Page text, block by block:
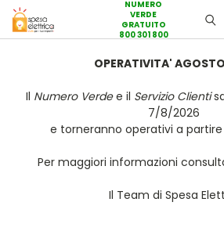
NUMERO
VERDE
GRATUITO
800 301 800
OPERATIVITA'
Il Numero Verdee il Servizio Clienti
7/8/2026
e torneranno operativi a partire
Per maggiori informazioni
Il Team di Spesa